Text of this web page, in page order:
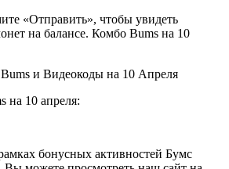
«Отправить», чтобы увидеть
на балансе. Комбо Bums на 10
на 10 апреля:
бонусных активностей Бумс